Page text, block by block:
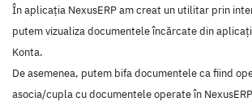
În aplicația NexusERP am creat un utilitar prin
putem vizualiza documentele încărcate din
Konta.
De asemenea, putem bifa documentele ca fiind
asocia/cupla cu documentele operate în